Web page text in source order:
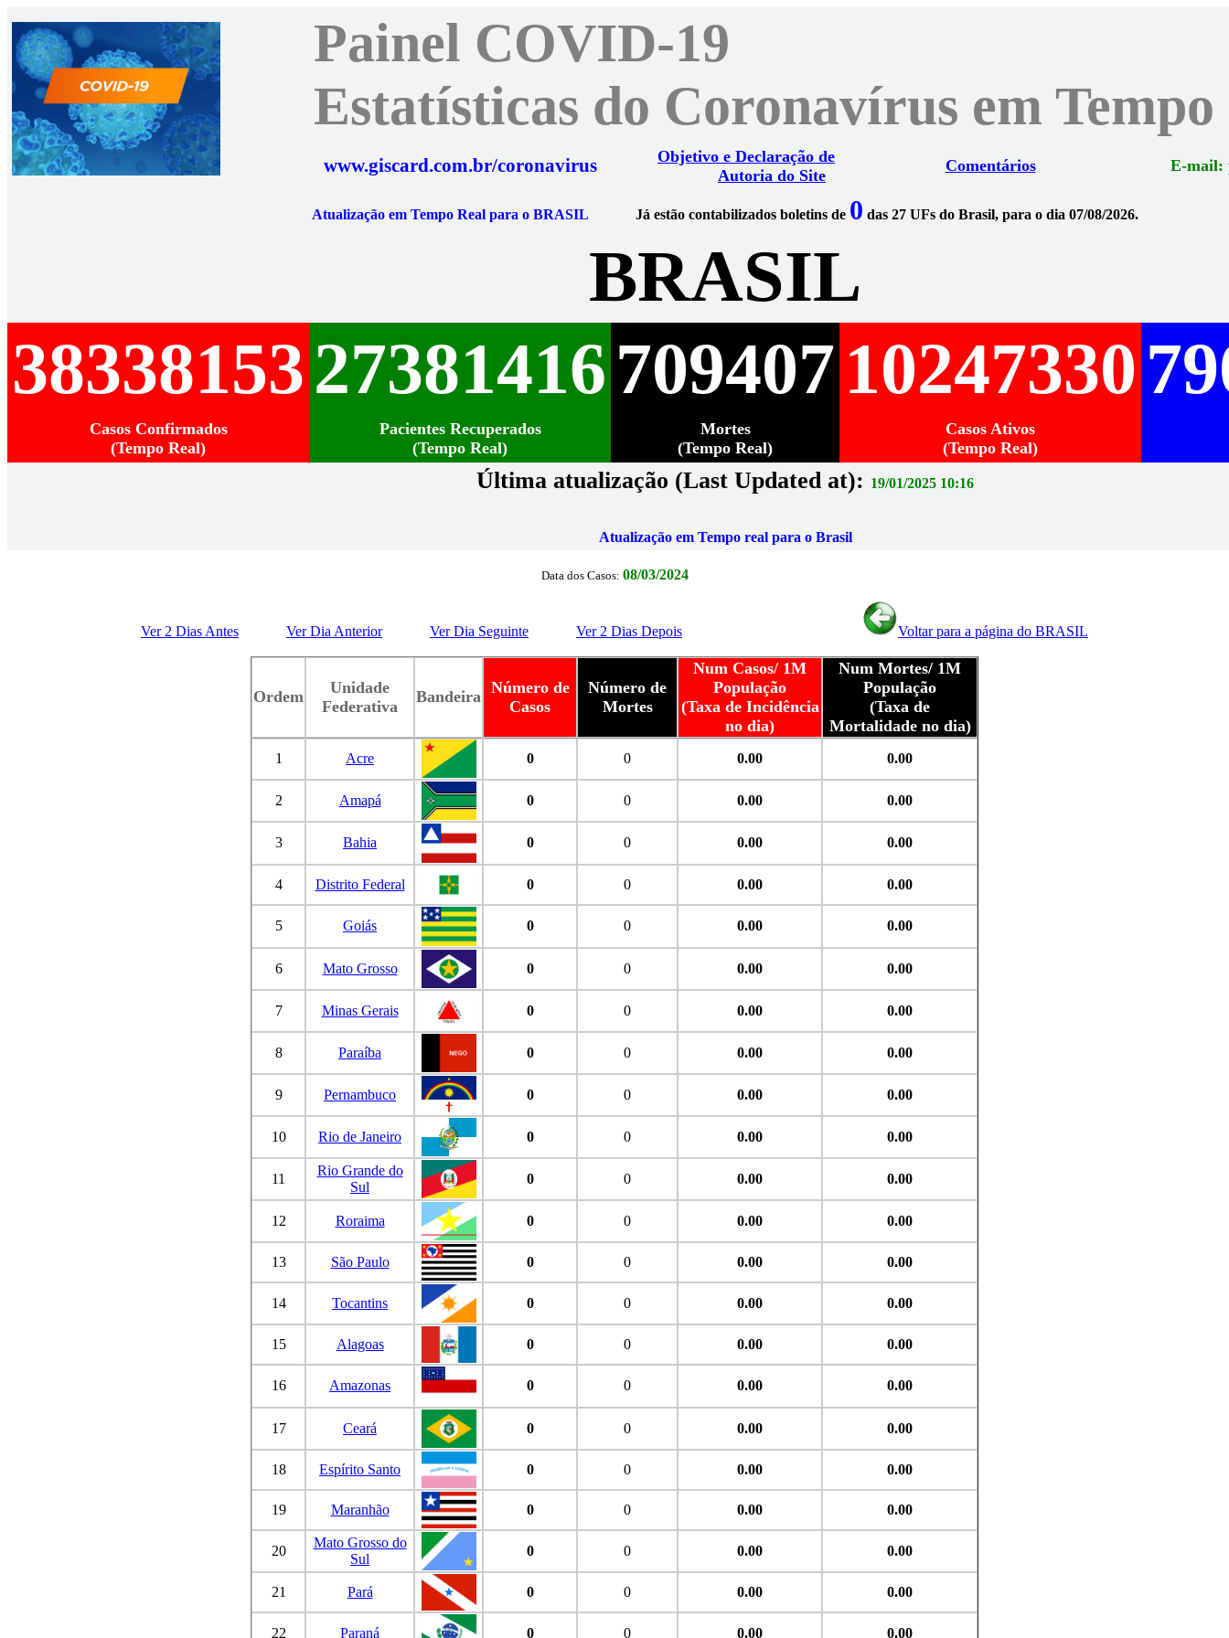
Painel COVID-19
Estatísticas do Coronavírus em Tempo
www.giscard.com.br/coronavirus
Objetivo e Declaração de
Autoria do Site
Comentários E-mail:
Atualização em Tempo Real para o BRASIL Já estão contabilizados boletins de 0 das 27 UFs do Brasil, para o dia 07/08/2026.
BRASIL
3833815327381416709407 10247330
Casos Confirmados
(Tempo Real)
Pacientes Recuperados
(Tempo Real)
Mortes
(Tempo Real)
Casos Ativos
(Tempo Real)
Última atualização (Last Updated at): 19/01/2025 10:16
Atualização em Tempo real para o Brasil
Data dos Casos: 08/03/2024
Ver 2 Dias Antes Ver Dia Anterior Ver Dia Seguinte Ver 2 Dias Depois Voltar para a página do BRASIL
Ordem
Unidade
Federativa
Bandeira Número de
Casos
Número de
Mortes
Num Casos/ 1M
População
(Taxa de Incidência
no dia)
Num Mortes/ 1M
População
(Taxa de
Mortalidade no dia)
1 Acre 0 0 0.00 0.00
2 Amapá 0 0 0.00 0.00
3 Bahia 0 0 0.00 0.00
4 Distrito Federal 0 0 0.00 0.00
5 Goiás 0 0 0.00 0.00
6 Mato Grosso 0 0 0.00 0.00
7 Minas Gerais 0 0 0.00 0.00
8 Paraíba 0 0 0.00 0.00
9 Pernambuco 0 0 0.00 0.00
10 Rio de Janeiro 0 0 0.00 0.00
11
Rio Grande do
Sul
0 0 0.00 0.00
12 Roraima 0 0 0.00 0.00
13 São Paulo 0 0 0.00 0.00
14 Tocantins 0 0 0.00 0.00
15 Alagoas 0 0 0.00 0.00
16 Amazonas 0 0 0.00 0.00
17 Ceará 0 0 0.00 0.00
18 Espírito Santo 0 0 0.00 0.00
19 Maranhão 0 0 0.00 0.00
20
Mato Grosso do
Sul
0 0 0.00 0.00
21 Pará 0 0 0.00 0.00
22 Paraná 0 0 0.00 0.00